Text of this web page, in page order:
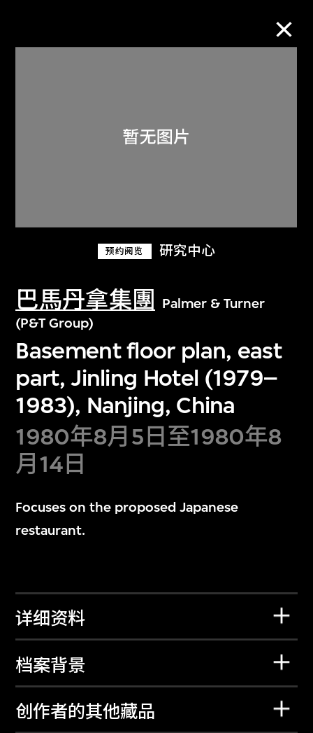
预约阅览 研究中心
巴馬丹拿集團
Palmer & Turner
(P&T Group)
Basement floor plan, east
part, Jinling Hotel (1979–
1983), Nanjing, China
1980年8月5日至1980年8
月14日
Focuses on the proposed Japanese
restaurant.
详细资料
档案背景
创作者的其他藏品
关于M+藏品
探索世界顶级的二十及二十一世纪视觉
文化藏品。